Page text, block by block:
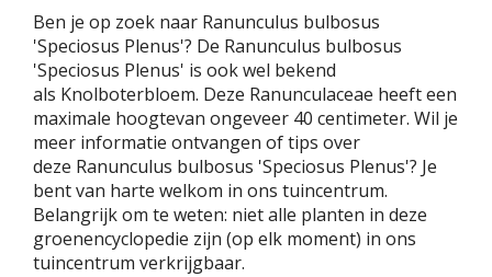
Ben je op zoek naar Ranunculus bulbosus
'Speciosus Plenus'? De Ranunculus bulbosus
'Speciosus Plenus' is ook wel bekend
als Knolboterbloem. Deze Ranunculaceae heeft een
maximale hoogtevan ongeveer 40 centimeter. Wil je
meer informatie ontvangen of tips over
deze Ranunculus bulbosus 'Speciosus Plenus'? Je
bent van harte welkom in ons tuincentrum.
Belangrijk om te weten: niet alle planten in deze
groenencyclopedie zijn (op elk moment) in ons
tuincentrum verkrijgbaar.